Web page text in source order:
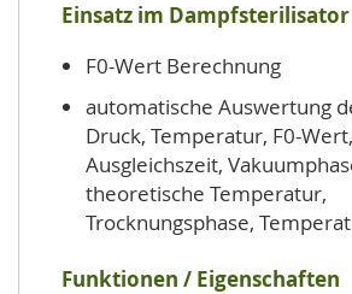
Einsatz im Dampfsterilisator
F0-Wert Berechnung
automatische Auswertung
Druck, Temperatur, F0-
Ausgleichszeit,
theoretische Temperatur,
Trocknungsphase,
Funktionen / Eigenschaften